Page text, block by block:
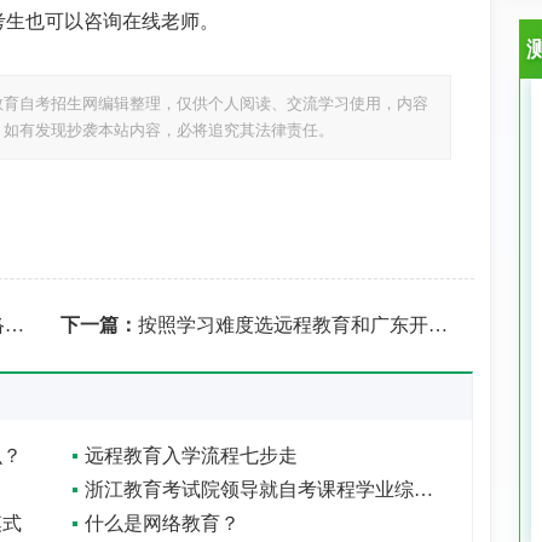
也可以咨询在线老师。
自考招生网编辑整理，仅供个人阅读、交流学习使用，内容
有发现抄袭本站内容，必将追究其法律责任。
下一篇： 按照学习难度选远程教育和广东开放大学好吗？
远程教育入学流程七步走
浙江教育考试院领导就自考课程学业综合评价答考生问
什么是网络教育？